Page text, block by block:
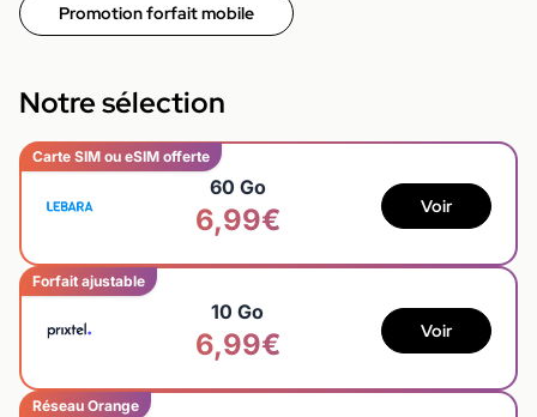
Promotion forfait mobile
Notre sélection
Carte SIM ou eSIM offerte
60 Go
6,99€ Voir
Forfait ajustable
10 Go
6,99€ Voir
Réseau Orange